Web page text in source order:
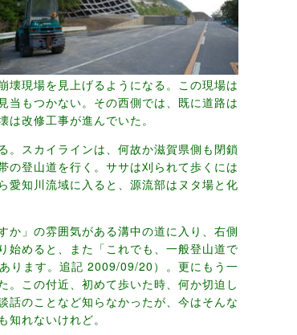
壊現場を見上げるようになる。この現場は
当もつかない。その西側では、既に道路は
改修工事が進んでいた。
。スカイラインは、何故か滋賀県側も閉鎖
の登山道を行く。ササは刈られて歩くには
愛知川流域に入ると、源流部はヌタ場と化
か」の雰囲気がある溝中の道に入り、右側
始めると、また「これでも、一般登山道で
ります。追記 2009/09/20）。更にもう一
。この付近、初めて歩いた時、何か切迫し
話のことなど知らなかったが、今はそんな
れないけれど。